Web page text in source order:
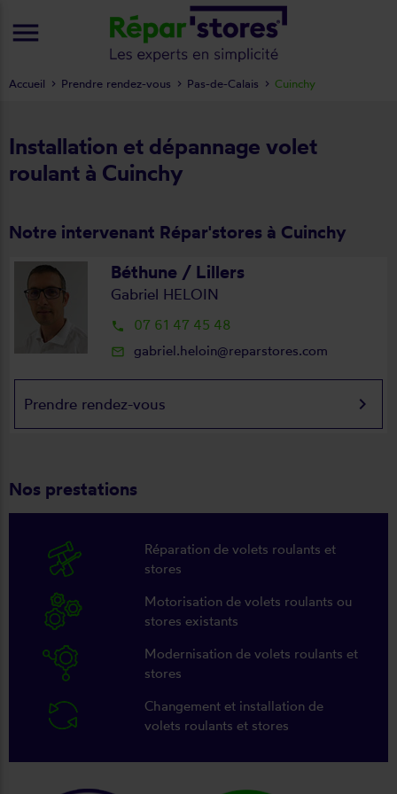
Installation et dépannage volet
roulant à Cuinchy
Notre intervenant Répar'stores à Cuinchy
Béthune / Lillers
Gabriel HELOIN
local_phone 07 61 47 45 48
mail_outline gabriel.heloin@reparstores.com
Prendre rendez-vous keyboard_arrow_right
Nos prestations
Réparation de volets roulants et
stores
Motorisation de volets roulants ou
stores existants
Modernisation de volets roulants et
stores
Changement et installation de
volets roulants et stores
Accueil Prendre rendez-vous Pas-de-Calais Cuinchy
menu